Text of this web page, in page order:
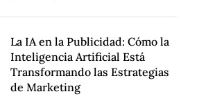
La IA en la Publicidad: Cómo la
Inteligencia Artificial Está
Transformando las Estrategias
de Marketing